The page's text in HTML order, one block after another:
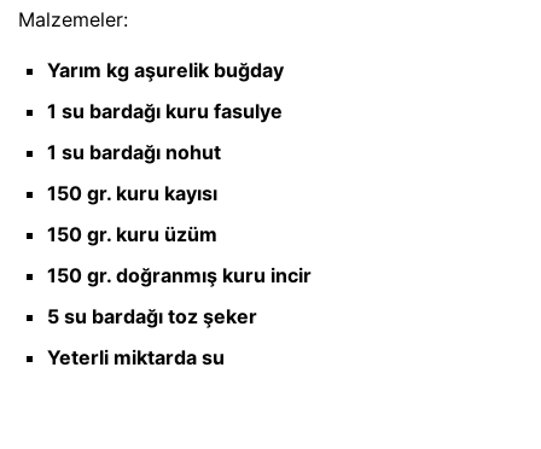
Malzemeler:
Yarım kg aşurelik buğday
1 su bardağı kuru fasulye
1 su bardağı nohut
150 gr. kuru kayısı
150 gr. kuru üzüm
150 gr. doğranmış kuru incir
5 su bardağı toz şeker
Yeterli miktarda su